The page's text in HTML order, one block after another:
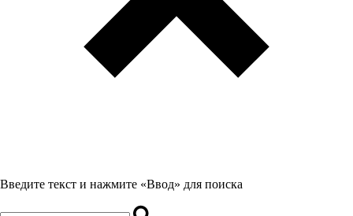
Введите текст и нажмите «Ввод» для поиска